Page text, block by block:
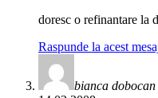
doresc o refinantare la
Raspunde la acest
bianca dobocan